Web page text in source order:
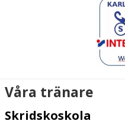
Våra tränare
Skridskoskola